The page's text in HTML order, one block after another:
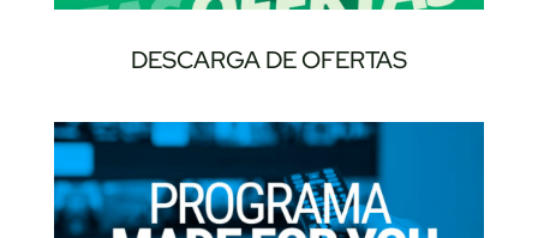
DESCARGA DE OFERTAS